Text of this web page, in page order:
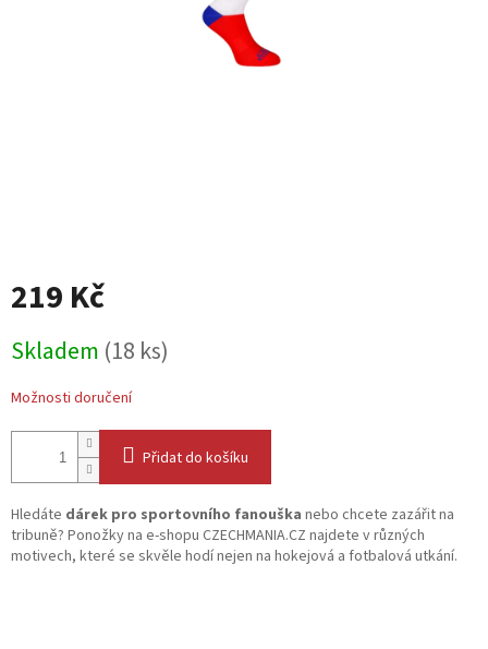
219 Kč
cena:
Skladem (18 ks)
Možnosti doručení
Přidat do košíku
Hledáte dárek pro sportovního fanouška nebo chcete zazářit na
tribuně? Ponožky na e-shopu CZECHMANIA.CZ najdete v různých
motivech, které se skvěle hodí nejen na hokejová a fotbalová utkání.